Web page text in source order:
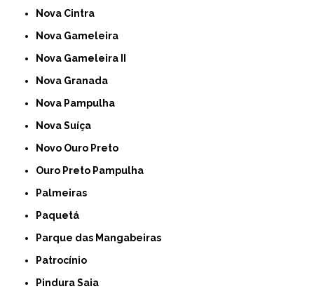
Nova Cintra
Nova Gameleira
Nova Gameleira II
Nova Granada
Nova Pampulha
Nova Suíça
Novo Ouro Preto
Ouro Preto Pampulha
Palmeiras
Paquetá
Parque das Mangabeiras
Patrocínio
Pindura Saia